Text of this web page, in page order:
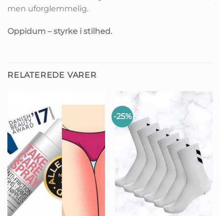
men uforglemmelig.
Oppidum – styrke i stilhed.
RELATEREDE VARER
-25%